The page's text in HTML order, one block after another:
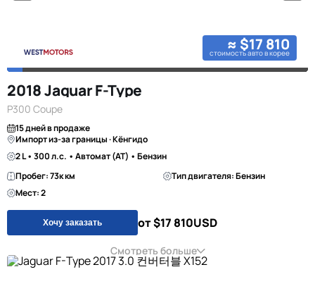
≈ $17 810
стоимость авто в корее
2018 Jaguar F-Type
P300 Coupe
15 дней в продаже
Импорт из-за границы · Кёнгидо
2 L • 300 л.с. • Автомат (AT) • Бензин
Пробег: 73к км
Тип двигателя: Бензин
Мест: 2
Хочу заказать от $17 810USD
Смотреть больше